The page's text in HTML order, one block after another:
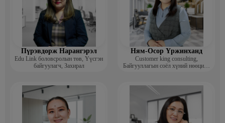
Пүрэвдорж Нарангэрэл
Edu Link боловсролын төв, Үүсгэн
байгуулагч, Захирал
Ням-Осор Үржинханд
Customer king consulting,
Байгууллагын соёл хүний нөөцийн